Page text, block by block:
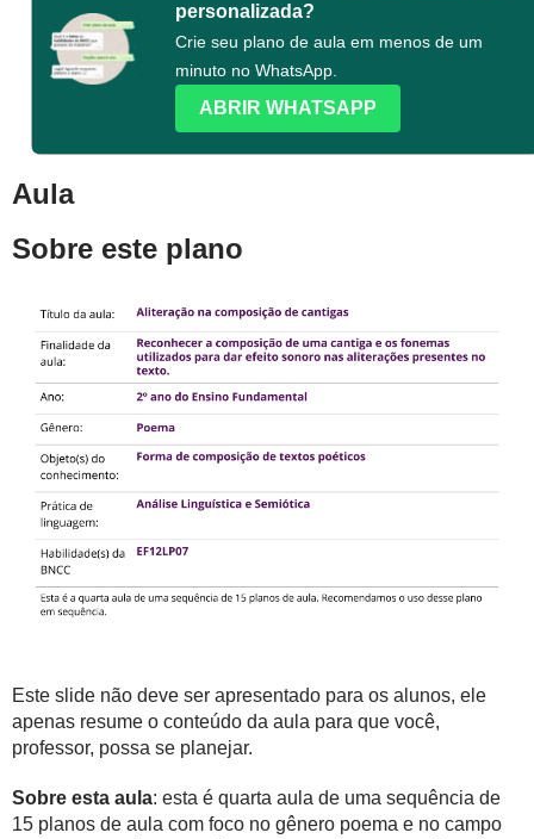
personalizada?
Crie seu plano de aula em menos de um
minuto no WhatsApp.
ABRIR WHATSAPP
Aula
Sobre este plano
Este slide não deve ser apresentado para os alunos, ele
apenas resume o conteúdo da aula para que você,
professor, possa se planejar.
Sobre esta aula: esta é quarta aula de uma sequência de
15 planos de aula com foco no gênero poema e no campo